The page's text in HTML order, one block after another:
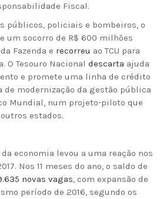
Fiscal.
públicos, policiais e bombeiros, o
um socorro de R$ 600 milhões
Fazenda e recorreu ao TCU para
O Tesouro Nacional descarta ajuda
e promete uma linha de crédito
de modernização da gestão pública
Mundial, num projeto-piloto que
estados.
economia levou a uma reação nos
Nos 11 meses do ano, o saldo de
novas vagas, com expansão de
período de 2016, segundo os